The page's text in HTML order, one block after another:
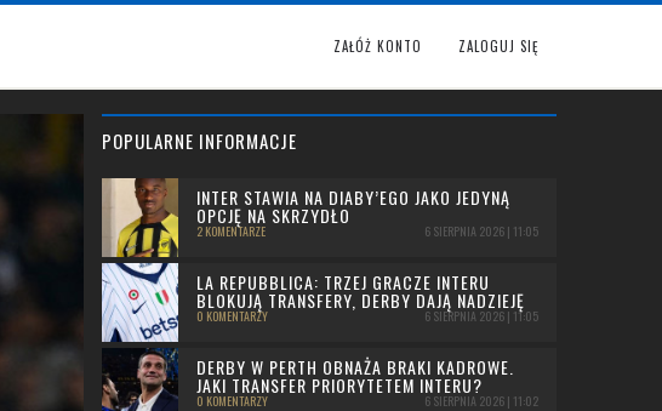
ZAŁÓŻ KONTO ZALOGUJ SIĘ
POPULARNE INFORMACJE
INTER STAWIA NA DIABY’EGO JAKO JEDYNĄ
OPCJĘ NA SKRZYDŁO
2 KOMENTARZE 6 SIERPNIA 2026 | 11:05
LA REPUBBLICA: TRZEJ GRACZE INTERU
BLOKUJĄ TRANSFERY, DERBY DAJĄ NADZIEJĘ
0 KOMENTARZY 6 SIERPNIA 2026 | 11:05
DERBY W PERTH OBNAŻA BRAKI KADROWE.
JAKI TRANSFER PRIORYTETEM INTERU?
0 KOMENTARZY 6 SIERPNIA 2026 | 11:02